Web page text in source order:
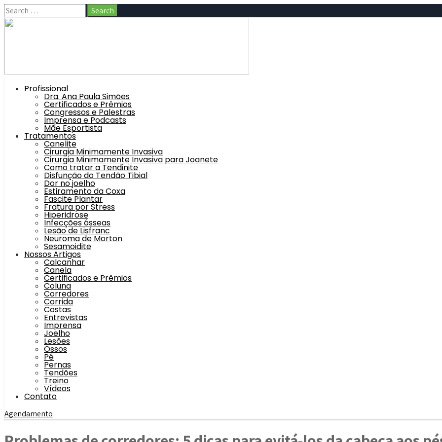
Profissional
Dra. Ana Paula Simões
Certificados e Prêmios
Congressos e Palestras
Imprensa e Podcasts
Mãe Esportista
Tratamentos
Canelite
Cirurgia Minimamente Invasiva
Cirurgia Minimamente Invasiva para Joanete
Como tratar a Tendinite
Disfunção do Tendão Tibial
Dor no joelho
Estiramento da Coxa
Fascite Plantar
Fratura por Stress
Hiperidrose
Infecções ósseas
Lesão de Lisfranc
Neuroma de Morton
Sesamoidite
Nossos Artigos
Calcanhar
Canela
Certificados e Prêmios
Coluna
Corredores
Corrida
Costas
Entrevistas
Imprensa
Joelho
Lesões
Ossos
Pé
Pernas
Tendões
Treino
Vídeos
Contato
Agendamento